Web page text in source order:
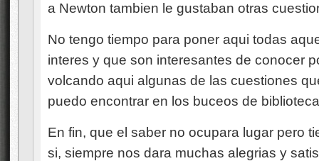
a Newton tambien le gustaban otras
No tengo tiempo para poner aqui todas
interes y que son interesantes de conocer
volcando aqui algunas de las cuestiones
puedo encontrar en los buceos de
En fin, que el saber no ocupara lugar pero
si, siempre nos dara muchas alegrias y